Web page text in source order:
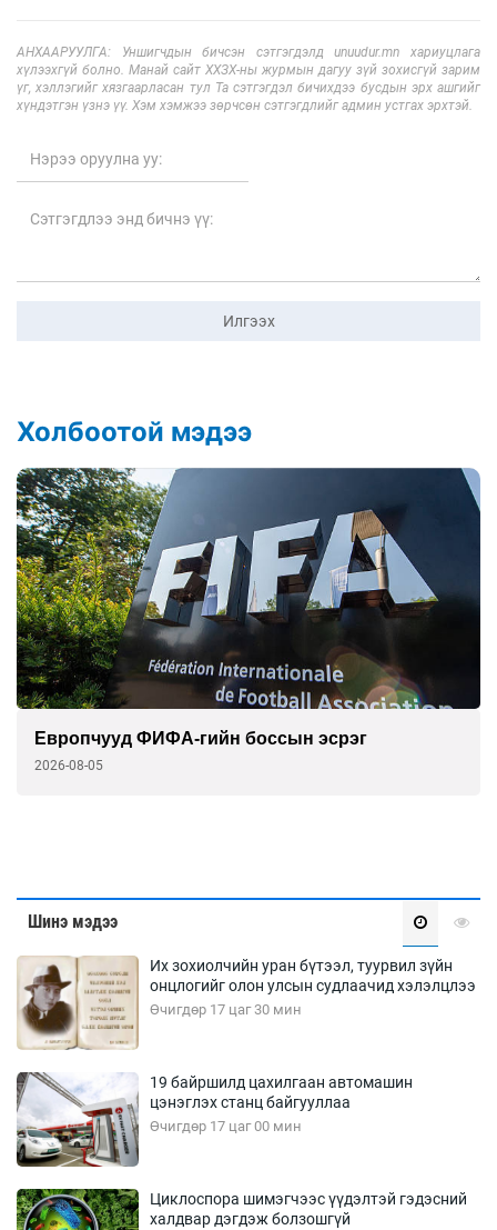
АНХААРУУЛГА: Уншигчдын бичсэн сэтгэгдэлд unuudur.mn хариуцлага
хүлээхгүй болно. Манай сайт ХХЗХ-ны журмын дагуу зүй зохисгүй зарим
үг, хэллэгийг хязгаарласан тул Та сэтгэгдэл бичихдээ бусдын эрх ашгийг
хүндэтгэн үзнэ үү. Хэм хэмжээ зөрчсөн сэтгэгдлийг админ устгах эрхтэй.
Илгээх
Холбоотой мэдээ
Европчууд ФИФА-гийн боссын эсрэг
2026-08-05
Шинэ мэдээ
Их зохиолчийн уран бүтээл, туурвил зүйн
онцлогийг олон улсын судлаачид хэлэлцлээ
Өчигдөр 17 цаг 30 мин
19 байршилд цахилгаан автомашин
цэнэглэх станц байгууллаа
Өчигдөр 17 цаг 00 мин
Циклоспора шимэгчээс үүдэлтэй гэдэсний
халдвар дэгдэж болзошгүй